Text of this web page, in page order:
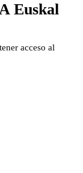
Euskal
acceso al